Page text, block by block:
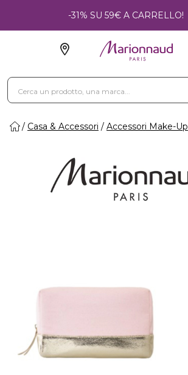
-31% SU 59€ A CARRELLO!
Casa & Accessori Accessori Make-Up